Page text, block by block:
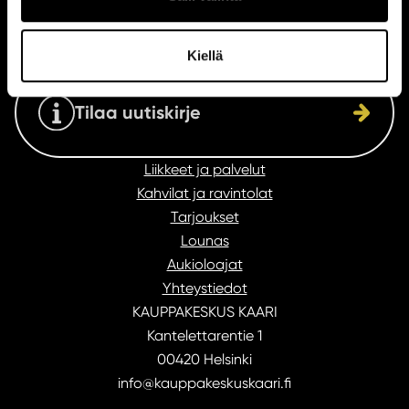
Kiellä
Katso aukioloajat
Tilaa uutiskirje
Liikkeet ja palvelut
Kahvilat ja ravintolat
Tarjoukset
Lounas
Aukioloajat
Yhteystiedot
KAUPPAKESKUS KAARI
Kantelettarentie 1
00420 Helsinki
info@kauppakeskuskaari.fi